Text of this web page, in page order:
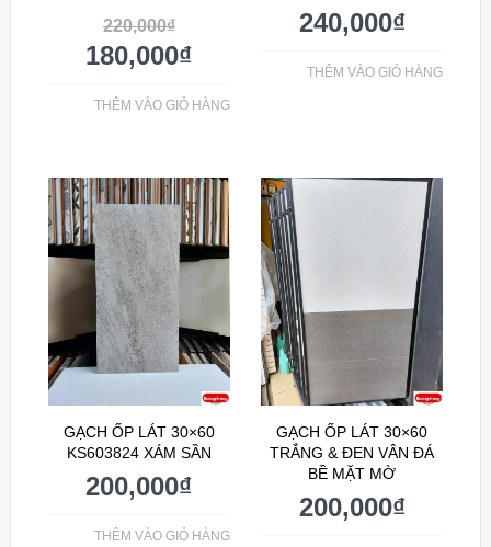
220,000₫
180,000₫
THÊM VÀO GIỎ HÀNG
240,000₫
THÊM VÀO GIỎ HÀNG
GẠCH ỐP LÁT 30×60
KS603824 XÁM SẦN
200,000₫
THÊM VÀO GIỎ HÀNG
GẠCH ỐP LÁT 30×60
TRẮNG & ĐEN VÂN ĐÁ
BỀ MẶT MỜ
200,000₫